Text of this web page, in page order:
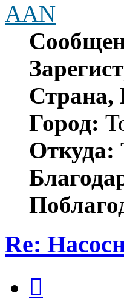
AAN
Страна,
Город:
Откуда:
Re: